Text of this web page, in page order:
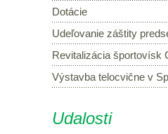
Dotácie
Udeľovanie záštity
Revitalizácia športovísk
Výstavba telocvične v
Udalosti